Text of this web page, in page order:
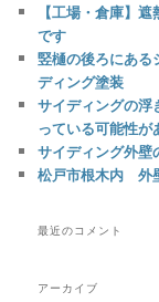
【工場・倉庫】
です
竪樋の後ろにある
ディング塗装
サイディングの浮
っている可能性が
サイディング外壁
松戸市根木内 外
最近のコメント
アーカイブ